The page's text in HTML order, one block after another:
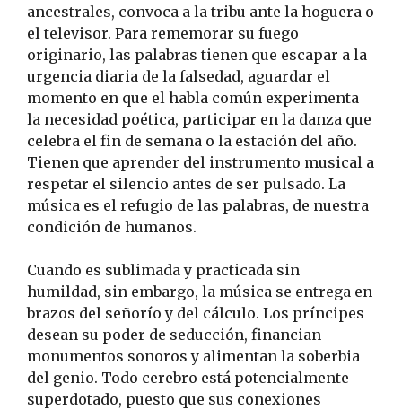
ancestrales, convoca a la tribu ante la hoguera o
el televisor. Para rememorar su fuego
originario, las palabras tienen que escapar a la
urgencia diaria de la falsedad, aguardar el
momento en que el habla común experimenta
la necesidad poética, participar en la danza que
celebra el fin de semana o la estación del año.
Tienen que aprender del instrumento musical a
respetar el silencio antes de ser pulsado. La
música es el refugio de las palabras, de nuestra
condición de humanos.
Cuando es sublimada y practicada sin
humildad, sin embargo, la música se entrega en
brazos del señorío y del cálculo. Los príncipes
desean su poder de seducción, financian
monumentos sonoros y alimentan la soberbia
del genio. Todo cerebro está potencialmente
superdotado, puesto que sus conexiones